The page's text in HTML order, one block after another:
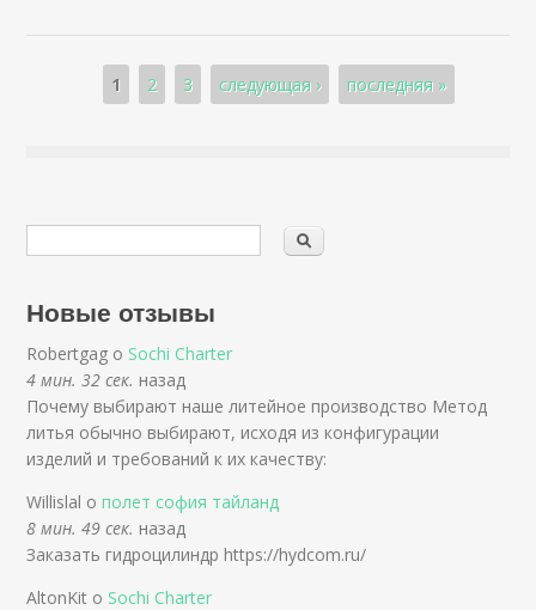
Страницы
1 2 3 следующая › последняя »
Новые отзывы
Robertgag о Sochi Charter
4 мин. 32 сек. назад
Почему выбирают наше литейное производство Метод
литья обычно выбирают, исходя из конфигурации
изделий и требований к их качеству:
Willislal ополет софия тайланд
8 мин. 49 сек. назад
Заказать гидроцилиндр https://hydcom.ru/
AltonKit о Sochi Charter